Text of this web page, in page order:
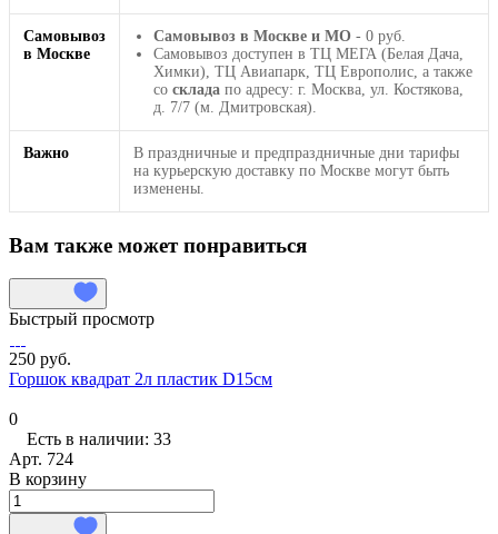
Самовывоз
в Москве
Самовывоз в Москве и МО - 0 руб.
Самовывоз доступен в ТЦ МЕГА (Белая Дача,
Химки), ТЦ Авиапарк, ТЦ Европолис, а также
со склада по адресу: г. Москва, ул. Костякова,
д. 7/7 (м. Дмитровская).
Важно
В праздничные и предпраздничные дни тарифы
на курьерскую доставку по Москве могут быть
изменены.
Вам также может понравиться
Быстрый просмотр
250 руб.
Горшок квадрат 2л пластик D15см
0
Есть в наличии: 33
Арт. 724
В корзину